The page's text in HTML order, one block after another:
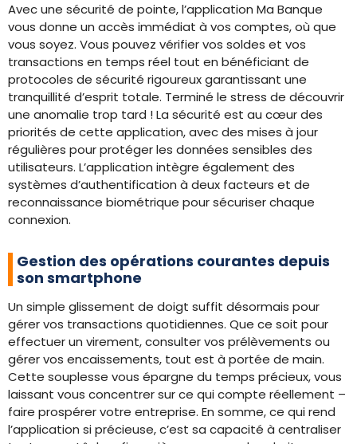
Avec une sécurité de pointe, l’application Ma Banque
vous donne un accès immédiat à vos comptes, où que
vous soyez. Vous pouvez vérifier vos soldes et vos
transactions en temps réel tout en bénéficiant de
protocoles de sécurité rigoureux garantissant une
tranquillité d’esprit totale. Terminé le stress de découvrir
une anomalie trop tard ! La sécurité est au cœur des
priorités de cette application, avec des mises à jour
régulières pour protéger les données sensibles des
utilisateurs. L’application intègre également des
systèmes d’authentification à deux facteurs et de
reconnaissance biométrique pour sécuriser chaque
connexion.
Gestion des opérations courantes depuis
son smartphone
Un simple glissement de doigt suffit désormais pour
gérer vos transactions quotidiennes. Que ce soit pour
effectuer un virement, consulter vos prélèvements ou
gérer vos encaissements, tout est à portée de main.
Cette souplesse vous épargne du temps précieux, vous
laissant vous concentrer sur ce qui compte réellement –
faire prospérer votre entreprise. En somme, ce qui rend
l’application si précieuse, c’est sa capacité à centraliser